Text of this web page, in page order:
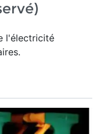
l'électricité